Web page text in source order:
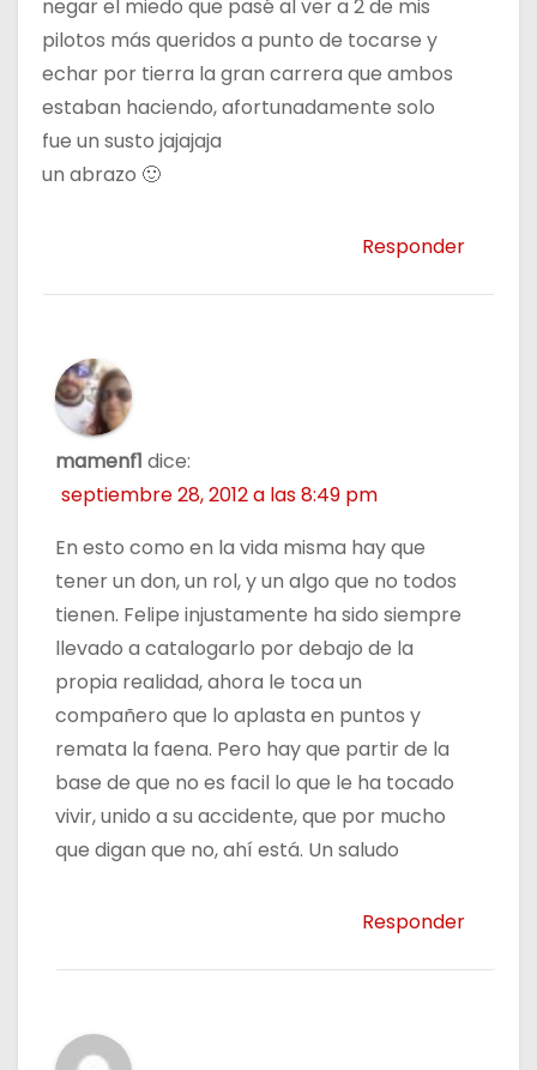
negar el miedo que pasé al ver a 2 de mis
pilotos más queridos a punto de tocarse y
echar por tierra la gran carrera que ambos
estaban haciendo, afortunadamente solo
fue un susto jajajaja
un abrazo 🙂
Responder
mamenf1 dice:
septiembre 28, 2012 a las 8:49 pm
En esto como en la vida misma hay que
tener un don, un rol, y un algo que no todos
tienen. Felipe injustamente ha sido siempre
llevado a catalogarlo por debajo de la
propia realidad, ahora le toca un
compañero que lo aplasta en puntos y
remata la faena. Pero hay que partir de la
base de que no es facil lo que le ha tocado
vivir, unido a su accidente, que por mucho
que digan que no, ahí está. Un saludo
Responder